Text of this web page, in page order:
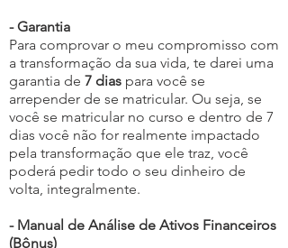
- Garantia
Para comprovar o meu compromisso com
a transformação da sua vida, te darei uma
garantia de 7 dias para você se
arrepender de se matricular. Ou seja, se
você se matricular no curso e dentro de 7
dias você não for realmente impactado
pela transformação que ele traz, você
poderá pedir todo o seu dinheiro de
volta, integralmente.
- Manual de Análise de Ativos Financeiros
(Bônus)